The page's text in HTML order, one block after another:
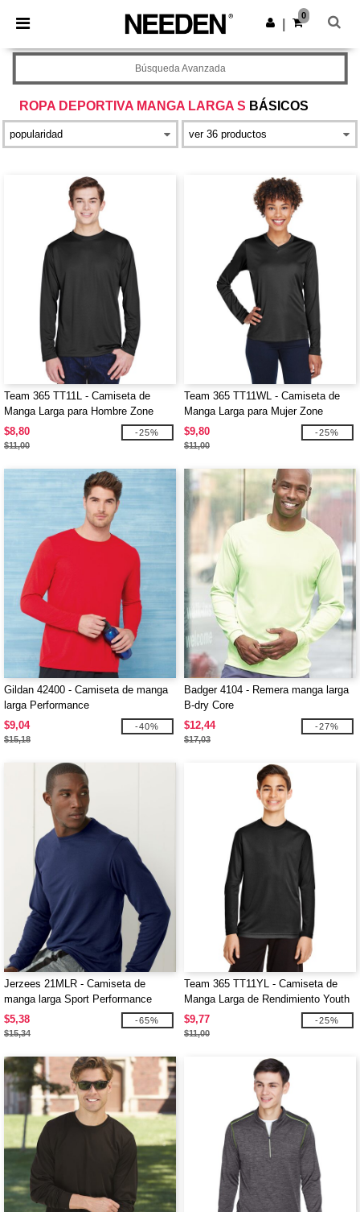
× App de Needen
¡Mejores precios en app!
Descargar app
0
ROPA DEPORTIVA MANGA LARGA S BÁSICOS
Búsqueda Avanzada
Team 365 TT11L - Camiseta de
Manga Larga para Hombre Zone
Performance
$8,80
$11,00
-25%
Team 365 TT11WL - Camiseta de
Manga Larga para Mujer Zone
Performance
$9,80
$11,00
-25%
Gildan 42400 - Camiseta de manga
larga Performance
$9,04
$15,18
-40%
Badger 4104 - Remera manga larga
B-dry Core
$12,44
$17,03
-27%
Jerzees 21MLR - Camiseta de
manga larga Sport Performance
$5,38
$15,34
-65%
Team 365 TT11YL - Camiseta de
Manga Larga de Rendimiento Youth
Zone
$9,77
$11,00
-25%